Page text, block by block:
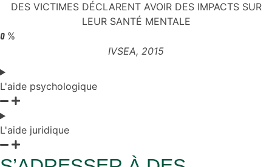
DES VICTIMES DÉCLARENT AVOIR DES IMPACTS SUR
LEUR SANTÉ MENTALE
0 %
IVSEA, 2015
L'aide psychologique
L'aide juridique